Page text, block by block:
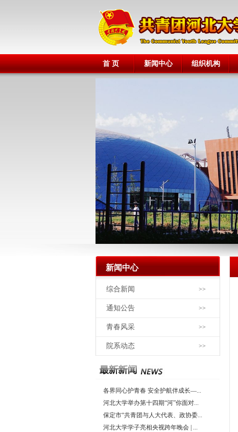
首 页 新闻中心 组织机构
新闻中心
综合新闻 >>
通知公告 >>
青春风采 >>
院系动态 >>
各界同心护青春 安全护航伴成长—...
河北大学举办第十四期“河”你面对...
保定市“共青团与人大代表、政协委...
河北大学学子亮相央视跨年晚会 | ...